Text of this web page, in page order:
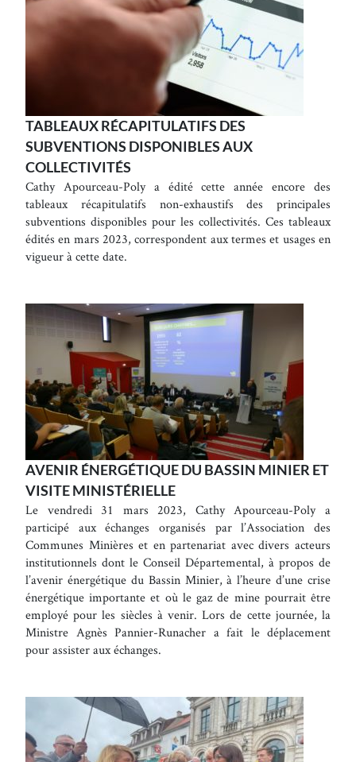
TABLEAUX RÉCAPITULATIFS DES
SUBVENTIONS DISPONIBLES AUX
COLLECTIVITÉS
Cathy Apourceau-Poly a édité cette année encore des
tableaux récapitulatifs non-exhaustifs des principales
subventions disponibles pour les collectivités. Ces tableaux
édités en mars 2023, correspondent aux termes et usages en
vigueur à cette date.
AVENIR ÉNERGÉTIQUE DU BASSIN MINIER ET
VISITE MINISTÉRIELLE
Le vendredi 31 mars 2023, Cathy Apourceau-Poly a
participé aux échanges organisés par l’Association des
Communes Minières et en partenariat avec divers acteurs
institutionnels dont le Conseil Départemental, à propos de
l’avenir énergétique du Bassin Minier, à l’heure d’une crise
énergétique importante et où le gaz de mine pourrait être
employé pour les siècles à venir. Lors de cette journée, la
Ministre Agnès Pannier-Runacher a fait le déplacement
pour assister aux échanges.